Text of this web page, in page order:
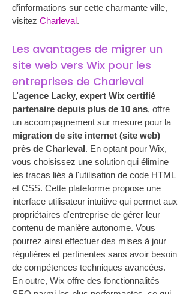
d’informations sur cette charmante ville,
visitez Charleval.
Les avantages de migrer un
site web vers Wix pour les
entreprises de Charleval
L'agence Lacky, expert Wix certifié
partenaire depuis plus de 10 ans, offre
un accompagnement sur mesure pour la
migration de site internet (site web)
près de Charleval. En optant pour Wix,
vous choisissez une solution qui élimine
les tracas liés à l'utilisation de code HTML
et CSS. Cette plateforme propose une
interface utilisateur intuitive qui permet aux
propriétaires d'entreprise de gérer leur
contenu de manière autonome. Vous
pourrez ainsi effectuer des mises à jour
régulières et pertinentes sans avoir besoin
de compétences techniques avancées.
En outre, Wix offre des fonctionnalités